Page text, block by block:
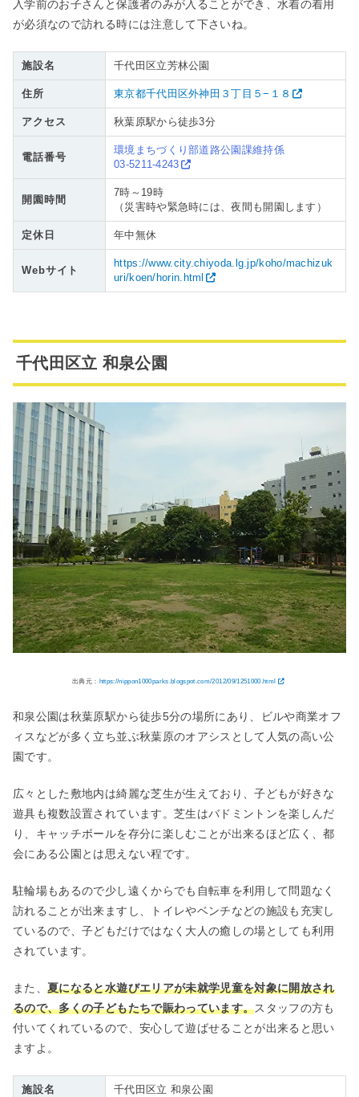
入学前のお子さんと保護者のみが入ることができ、水着の着用
が必須なので訪れる時には注意して下さいね。
施設名 千代田区立芳林公園
住所 東京都千代田区外神田３丁目５−１８
アクセス 秋葉原駅から徒歩3分
電話番号
環境まちづくり部道路公園課維持係
03-5211-4243
開園時間
7時～19時
（災害時や緊急時には、夜間も開園します）
定休日 年中無休
Webサイト
https://www.city.chiyoda.lg.jp/koho/machizuk
uri/koen/horin.html
千代田区立 和泉公園
出典元： https://nippon1000parks.blogspot.com/2012/09/1251000.html
和泉公園は秋葉原駅から徒歩5分の場所にあり、ビルや商業オフ
ィスなどが多く立ち並ぶ秋葉原のオアシスとして人気の高い公
園です。
広々とした敷地内は綺麗な芝生が生えており、子どもが好きな
遊具も複数設置されています。芝生はバドミントンを楽しんだ
り、キャッチボールを存分に楽しむことが出来るほど広く、都
会にある公園とは思えない程です。
駐輪場もあるので少し遠くからでも自転車を利用して問題なく
訪れることが出来ますし、トイレやベンチなどの施設も充実し
ているので、子どもだけではなく大人の癒しの場としても利用
されています。
また、夏になると水遊びエリアが未就学児童を対象に開放され
るので、多くの子どもたちで賑わっています。スタッフの方も
付いてくれているので、安心して遊ばせることが出来ると思い
ますよ。
施設名 千代田区立 和泉公園